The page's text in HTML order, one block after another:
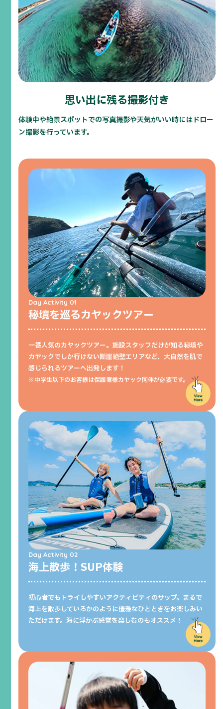
思い出に残る撮影付き
体験中や絶景スポットでの写真撮影や天気がいい時にはドロー
ン撮影を行っています。
Day Activity 01
秘境を巡るカヤックツアー
一番人気のカヤックツアー。施設スタッフだけが知る秘境や
カヤックでしか行けない断崖絶壁エリアなど、大自然を肌で
感じられるツアーへ出発します！
※中学生以下のお客様は保護者様カヤック同伴が必要です。
Day Activity 02
海上散歩！SUP体験
初心者でもトライしやすいアクティビティのサップ。まるで
海上を散歩しているかのように優雅なひとときをお楽しみい
ただけます。海に浮かぶ感覚を楽しむのもオススメ！
サンセットカヤック
御座岬を抜けて漕ぎ進めて目指すのは太平洋。雄大
な太平洋の上から見るサンセットは特別な光景とし
て思い出に残ることまちがいなし。